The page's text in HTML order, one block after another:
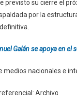
previsto su cierre el
por la
Galán se apoya en el
medios nacionales e
Archivo